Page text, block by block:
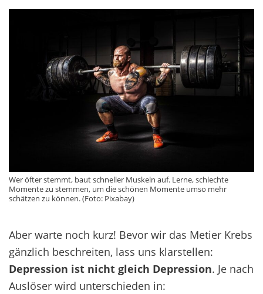
Wer öfter stemmt, baut schneller Muskeln auf. Lerne, schlechte
Momente zu stemmen, um die schönen Momente umso mehr
schätzen zu können. (Foto: Pixabay)
Aber warte noch kurz! Bevor wir das Metier Krebs
gänzlich beschreiten, lass uns klarstellen:
Depression ist nicht gleich Depression. Je nach
Auslöser wird unterschieden in: